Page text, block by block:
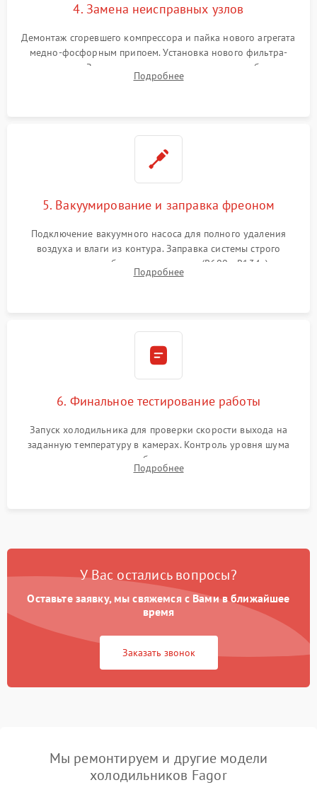
4. Замена неисправных узлов
Демонтаж сгоревшего компрессора и пайка нового агрегата
медно-фосфорным припоем. Установка нового фильтра-
осушителя. Замена изношенных вентиляторов обдува,
сломанных заслонок или поврежденных дверных петель.
Подробнее
5. Вакуумирование и заправка фреоном
Подключение вакуумного насоса для полного удаления
воздуха и влаги из контура. Заправка системы строго
дозированным объемом хладагента (R600a, R134a) по
электронным весам. Контроль рабочего давления в системе.
Подробнее
6. Финальное тестирование работы
Запуск холодильника для проверки скорости выхода на
заданную температуру в камерах. Контроль уровня шума
компрессора, отсутствия обмерзания стенок и корректного
срабатывания системы автоматической оттайки.
Подробнее
У Вас остались вопросы?
Оставьте заявку, мы свяжемся с Вами в ближайшее
время
Заказать звонок
Мы ремонтируем и другие модели
холодильников Fagor